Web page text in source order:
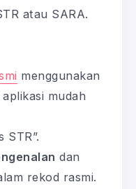
atau SARA.
menggunakan
mudah
STR”.
dan
rekod rasmi.